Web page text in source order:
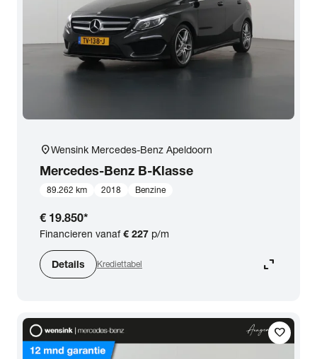
BTW (aftrekbaar) / Marge (BTW niet aftrekbaar)expand_more
Merk & Model
Mercedes-Benz close
Kilometerstand
Transmissie
location_onWensink Mercedes-Benz Apeldoorn
Mercedes-Benz B-Klasse
89.262 km 2018 Benzine
€ 19.850*
Financieren vanaf€ 227 p/m
Details Krediettabel expand_content
favorite